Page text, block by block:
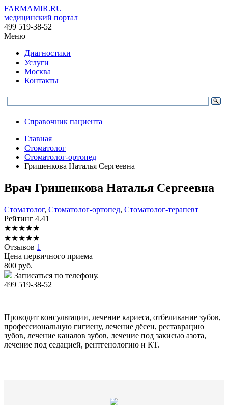
FARMAMIR.RU
медицинский портал
499 519-38-52
Меню
Диагностики
Услуги
Москва
Контакты
Справочник пациента
Главная
Стоматолог
Стоматолог-ортопед
Гришенкова Наталья Сергеевна
Врач Гришенкова Наталья Сергеевна
Стоматолог, Стоматолог-ортопед, Стоматолог-терапевт
Рейтинг 4.41
★★★★★
★★★★★
Отзывов 1
Цена первичного приема
800 руб.
Записаться по телефону.
499 519-38-52
Проводит консультации, лечение кариеса, отбеливание зубов,
профессиональную гигиену, лечение дёсен, реставрацию
зубов, лечение каналов зубов, лечение под закисью азота,
лечение под седацией, рентгенологию и КТ.